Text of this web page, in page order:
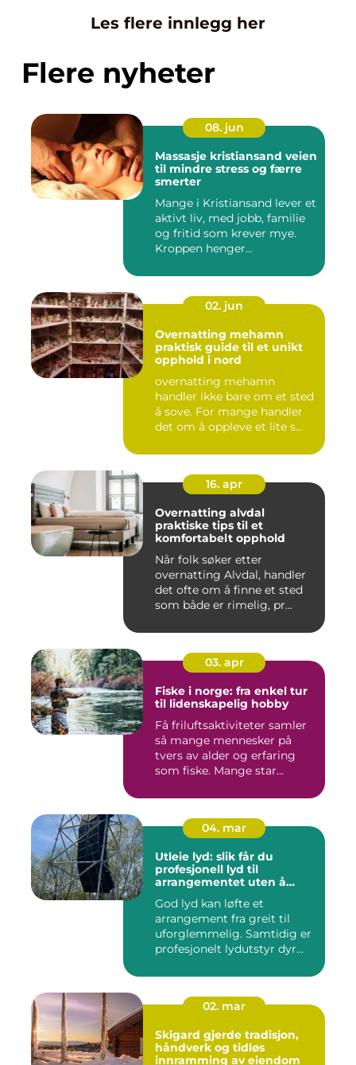
Les flere innlegg her
Flere nyheter
08. jun
Massasje kristiansand veien
til mindre stress og færre
smerter
Mange i Kristiansand lever et
aktivt liv, med jobb, familie
og fritid som krever mye.
Kroppen henger...
02. jun
Overnatting mehamn
praktisk guide til et unikt
opphold i nord
overnatting mehamn
handler ikke bare om et sted
å sove. For mange handler
det om å oppleve et lite s...
16. apr
Overnatting alvdal
praktiske tips til et
komfortabelt opphold
Når folk søker etter
overnatting Alvdal, handler
det ofte om å finne et sted
som både er rimelig, pr...
03. apr
Fiske i norge: fra enkel tur
til lidenskapelig hobby
Få friluftsaktiviteter samler
så mange mennesker på
tvers av alder og erfaring
som fiske. Mange star...
04. mar
Utleie lyd: slik får du
profesjonell lyd til
arrangementet uten å
God lyd kan løfte et
arrangement fra greit til
uforglemmelig. Samtidig er
profesjonelt lydutstyr dyr...
02. mar
Skigard gjerde tradisjon,
håndverk og tidløs
innramming av eiendom